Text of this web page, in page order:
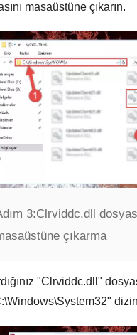
masaüstüne çıkarın.
3:Clrviddc.dll
çıkarma
"Clrviddc.dll "
"